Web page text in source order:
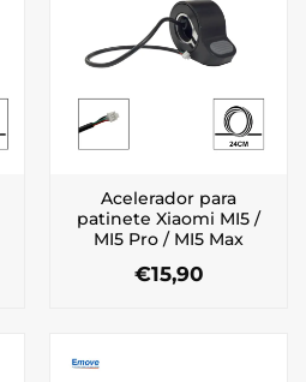
Acelerador para
patinete Xiaomi MI5 /
MI5 Pro / MI5 Max
€15,90